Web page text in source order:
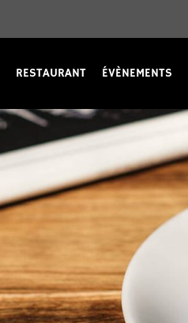
RESTAURANT ÉVÈNEMENTS